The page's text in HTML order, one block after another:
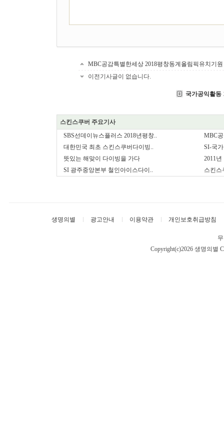
MBC공감특별한세상 2018평창동계올림픽유치기
이전기사글이 없습니다.
국가공익활동
스킨스쿠버 주요기사
SBS선데이뉴스플러스 2018년평창..
MBC
대한민국 최초 스킨스쿠버다이빙..
SI-국
뜻있는 해맞이 다이빙을 가다
2011
SI 광주중앙본부 철인아이스다이..
스킨스
생명의별 광고안내 이용약관 개인보호취급방침
Copyright(c)2026 생명의별